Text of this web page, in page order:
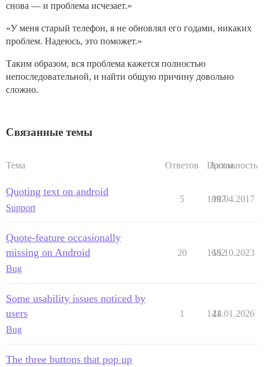
снова — и проблема исчезает.»
«У меня старый телефон, я не обновлял его годами, никаких
проблем. Надеюсь, это поможет.»
Таким образом, вся проблема кажется полностью
непоследовательной, и найти общую причину довольно
сложно.
Связанные темы
Тема Ответов Просм.
Активность
Quoting text on android
Support
5 1097
18.04.2017
Quote-feature occasionally
missing on Android
Bug
20 1682
15.10.2023
Some usability issues noticed by
users
Bug
1 141
24.01.2026
The three buttons that pop up